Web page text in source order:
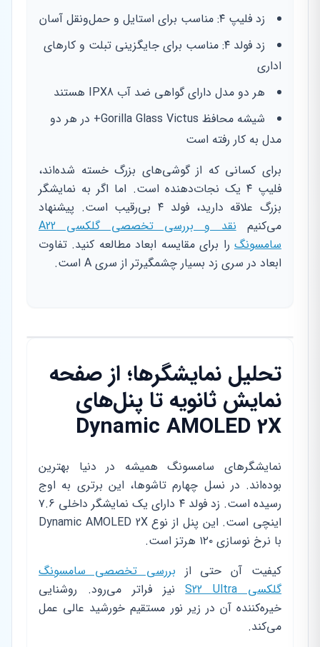
زد فلیپ ۴: مناسب برای استایل و حمل‌ونقل آسان
زد فولد ۴: مناسب برای جایگزینی تبلت و کارهای
اداری
هر دو مدل دارای گواهی ضد آب IPX8 هستند
شیشه محافظ Gorilla Glass Victus+ در هر دو
مدل به کار رفته است
برای کسانی که از گوشی‌های بزرگ خسته شده‌اند،
فلیپ ۴ یک نجات‌دهنده است. اما اگر به نمایشگر
بزرگ علاقه دارید، فولد ۴ بی‌رقیب است. پیشنهاد
می‌کنیم
نقد و بررسی تخصصی گلکسی A22
سامسونگ را برای مقایسه ابعاد مطالعه کنید. تفاوت
ابعاد در سری زد بسیار چشمگیرتر از سری A است.
تحلیل نمایشگرها؛ از صفحه
نمایش ثانویه تا پنل‌های
Dynamic AMOLED 2X
نمایشگرهای سامسونگ همیشه در دنیا بهترین
بوده‌اند. در نسل چهارم تاشوها، این برتری به اوج
رسیده است. زد فولد ۴ دارای یک نمایشگر داخلی ۷.۶
اینچی است. این پنل از نوع Dynamic AMOLED 2X
با نرخ نوسازی ۱۲۰ هرتز است.
کیفیت آن حتی از بررسی تخصصی سامسونگ
گلکسی S22 Ultra
نیز فراتر می‌رود. روشنایی
خیره‌کننده آن در زیر نور مستقیم خورشید عالی عمل
می‌کند.